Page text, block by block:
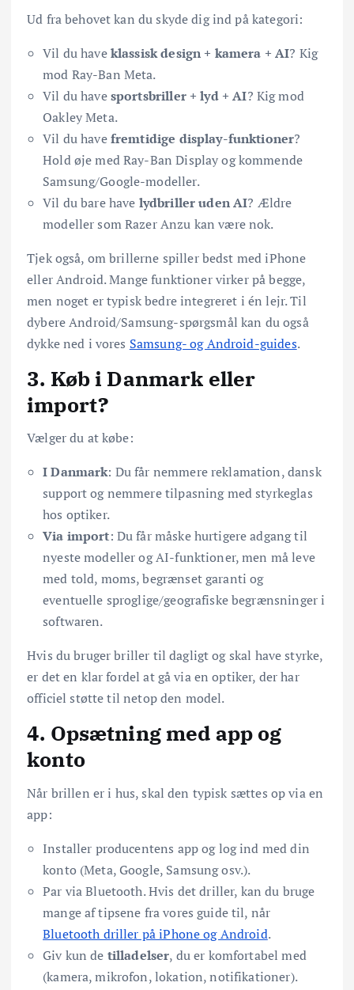
Ud fra behovet kan du skyde dig ind på kategori:
Vil du haveklassisk design + kamera + AI? Kig
mod Ray-Ban Meta.
Vil du havesportsbriller + lyd + AI? Kig mod
Oakley Meta.
Vil du havefremtidige display-funktioner?
Hold øje med Ray-Ban Display og kommende
Samsung/Google-modeller.
Vil du bare have lydbriller uden AI? Ældre
modeller som Razer Anzu kan være nok.
Tjek også, om brillerne spiller bedst med iPhone
eller Android. Mange funktioner virker på begge,
men noget er typisk bedre integreret i én lejr. Til
dybere Android/Samsung-spørgsmål kan du også
dykke ned i vores Samsung- og Android-guides.
3. Køb i Danmark eller
import?
Vælger du at købe:
I Danmark: Du får nemmere reklamation, dansk
support og nemmere tilpasning med styrkeglas
hos optiker.
Via import: Du får måske hurtigere adgang til
nyeste modeller og AI-funktioner, men må leve
med told, moms, begrænset garanti og
eventuelle sproglige/geografiske begrænsninger i
softwaren.
Hvis du bruger briller til dagligt og skal have styrke,
er det en klar fordel at gå via en optiker, der har
officiel støtte til netop den model.
4. Opsætning med app og
konto
Når brillen er i hus, skal den typisk sættes op via en
app:
Installer producentens app og log ind med din
konto (Meta, Google, Samsung osv.).
Par via Bluetooth. Hvis det driller, kan du bruge
mange af tipsene fra vores guide til, når
Bluetooth driller på iPhone og Android.
Giv kun de tilladelser, du er komfortabel med
(kamera, mikrofon, lokation, notifikationer).